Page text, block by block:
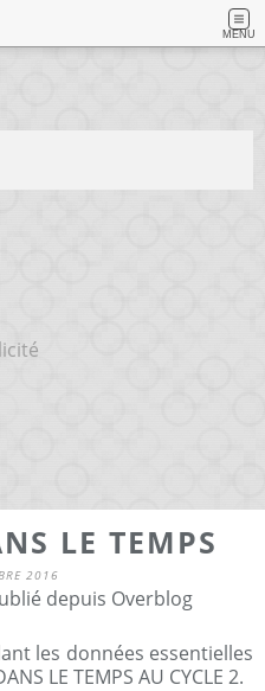
MENU
LE TEMPS
2016
depuis Overblog
les données essentielles
LE TEMPS AU CYCLE 2.